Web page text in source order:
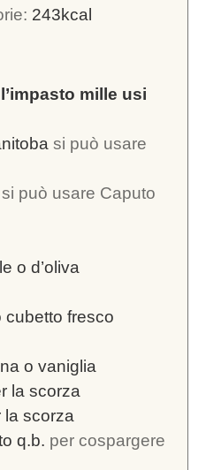
243kcal
mille usi
si può usare
si può usare Caputo
o d’oliva
cubetto fresco
o vaniglia
la scorza
la scorza
q.b. per cospargere